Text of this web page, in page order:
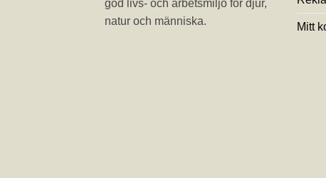
god livs- och arbetsmiljö för djur,
natur och människa.
Mitt